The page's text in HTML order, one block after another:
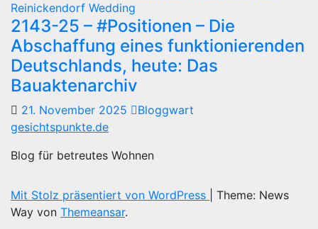
Reinickendorf Wedding
2143-25 – #Positionen – Die
Abschaffung eines funktionierenden
Deutschlands, heute: Das
Bauaktenarchiv
21. November 2025
Bloggwart
gesichtspunkte.de
Blog für betreutes Wohnen
Mit Stolz präsentiert von WordPress
Theme: News
Way von Themeansar.